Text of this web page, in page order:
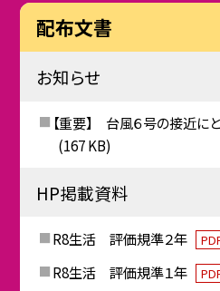
配布文書
お知らせ
【重要】 台風６号の接近に
(167 KB)
HP掲載資料
R8生活 評価規準２年
R8生活 評価規準１年